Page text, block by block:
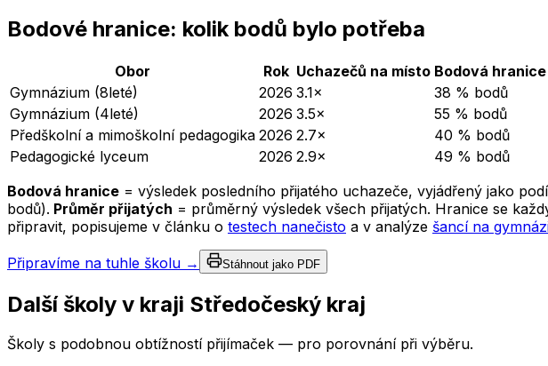
Bodové hranice: kolik bodů bylo potřeba
Obor Rok Uchazečů na místo Bodová hranice
Gymnázium (8leté)
2026 3.1× 38 % bodů
Gymnázium (4leté)
2026 3.5× 55 % bodů
Předškolní a mimoškolní pedagogika 2026 2.7× 40 % bodů
Pedagogické lyceum
2026 2.9× 49 % bodů
Bodová hranice = výsledek posledního přijatého uchazeče, vyjádřený jako
bodů). Průměr přijatých = průměrný výsledek všech přijatých. Hranice se
připravit, popisujeme v článku o testech nanečisto a v analýze šancí na
Připravíme na tuhle školu → Stáhnout jako PDF
Další školy v kraji Středočeský kraj
Školy s podobnou obtížností přijímaček — pro porovnání při výběru.